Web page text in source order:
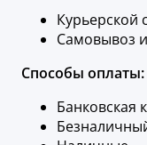
Курьерской
Самовывоз
Способы оплаты:
Банковская